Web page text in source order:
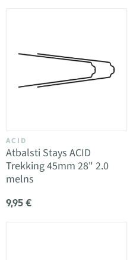
ACID
Atbalsti Stays ACID
Trekking 45mm 28" 2.0
melns
9,95 €